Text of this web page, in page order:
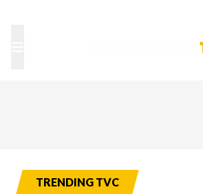
TRENDING TVC